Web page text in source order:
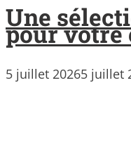
Une
pour votre
5 juillet 20265 juillet